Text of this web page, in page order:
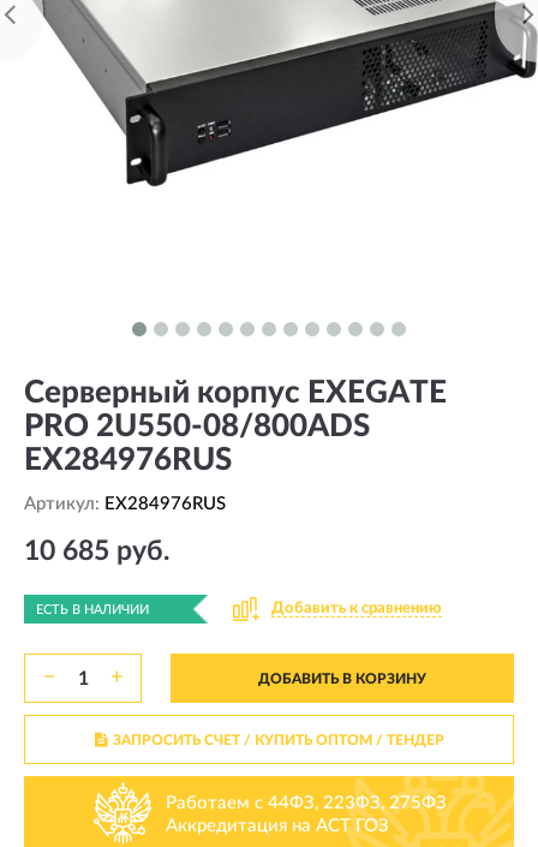
Серверный корпус EXEGATE
PRO 2U550-08/800ADS
EX284976RUS
Артикул: EX284976RUS
10 685 руб.
ЕСТЬ В НАЛИЧИИ Добавить к сравнению
− + ДОБАВИТЬ В КОРЗИНУ
ЗАПРОСИТЬ СЧЕТ / КУПИТЬ ОПТОМ/ ТЕНДЕР
Работаем с 44ФЗ, 223ФЗ, 275ФЗ
Аккредитация на АСТ ГОЗ